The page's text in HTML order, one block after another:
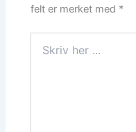
felt er merket med *
her